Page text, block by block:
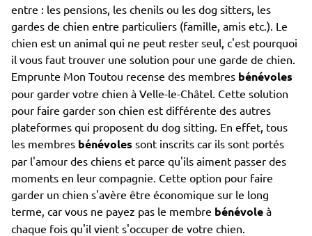
entre : les pensions, les chenils ou les dog sitters, les
gardes de chien entre particuliers (famille, amis etc.). Le
chien est un animal qui ne peut rester seul, c'est pourquoi
il vous faut trouver une solution pour une garde de chien.
Emprunte Mon Toutou recense des membres bénévoles
pour garder votre chien à Velle-le-Châtel. Cette solution
pour faire garder son chien est différente des autres
plateformes qui proposent du dog sitting. En effet, tous
les membres bénévoles sont inscrits car ils sont portés
par l'amour des chiens et parce qu'ils aiment passer des
moments en leur compagnie. Cette option pour faire
garder un chien s'avère être économique sur le long
terme, car vous ne payez pas le membre bénévole à
chaque fois qu'il vient s'occuper de votre chien.